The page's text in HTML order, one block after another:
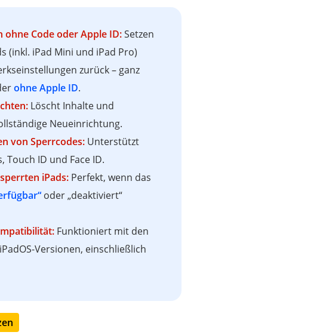
ohne Code oder Apple ID:Setzen
(inkl. iPad Mini und iPad Pro)
zurück – ganz
ohne Apple ID.
Löscht Inhalte und
Neueinrichtung.
von Sperrcodes: Unterstützt
Touch ID und Face ID.
iPads: Perfekt, wenn das
oder „deaktiviert“
Funktioniert mit den
Versionen, einschließlich